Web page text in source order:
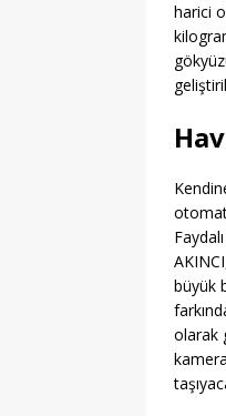
harici
büyük
olarak